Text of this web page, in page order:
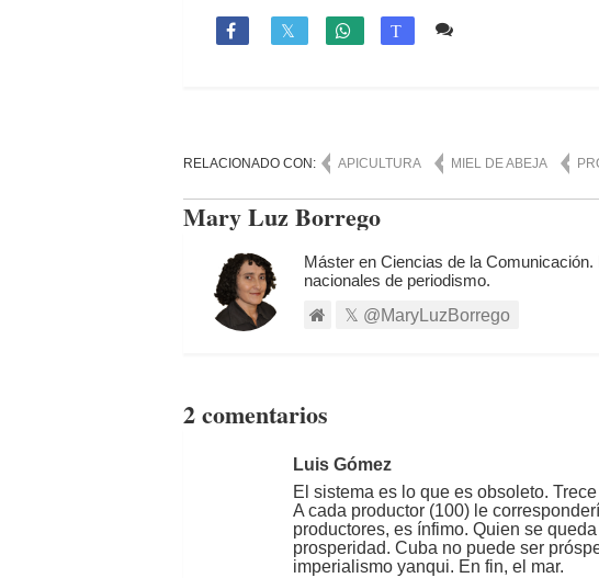
 T
RELACIONADO CON: APICULTURA MIEL DE ABEJA
Mary Luz Borrego
Máster en Ciencias de la
nacionales de periodismo.
@MaryLuzBorrego
2 comentarios
Luis Gómez
El sistema es lo que es obsoleto.
A cada productor (100) le
productores, es ínfimo. Quien se
prosperidad. Cuba no puede ser
imperialismo yanqui. En fin, el mar.